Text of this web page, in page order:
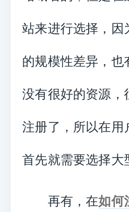
站来进行选择，因
的规模性差异，
没有很好的资源，
注册了，所以在用
首先就需要选择大
再有，在如何